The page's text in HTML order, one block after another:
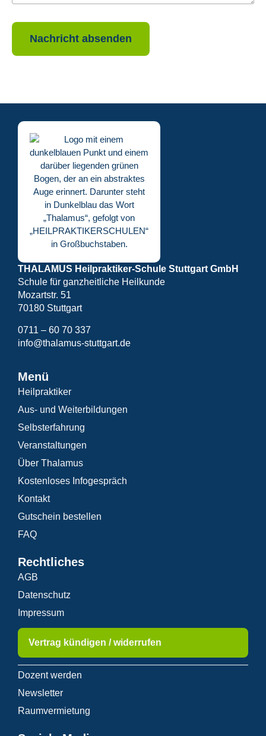
THALAMUS Heilpraktiker-Schule Stuttgart GmbH
Schule für ganzheitliche Heilkunde
Mozartstr. 51
70180 Stuttgart
0711 – 60 70 337
info@thalamus-stuttgart.de
Menü
Heilpraktiker
Aus- und Weiterbildungen
Selbsterfahrung
Veranstaltungen
Über Thalamus
Kostenloses Infogespräch
Kontakt
Gutschein bestellen
FAQ
Rechtliches
AGB
Datenschutz
Impressum
Vertrag kündigen / widerrufen
Dozent werden
Newsletter
Raumvermietung